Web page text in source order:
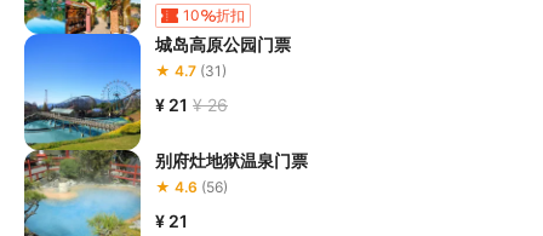
10 折扣
城岛高原公园门票
★ 4.7 (31)
¥ 21 ¥ 26
别府灶地狱温泉门票
★ 4.6 (56)
¥ 21